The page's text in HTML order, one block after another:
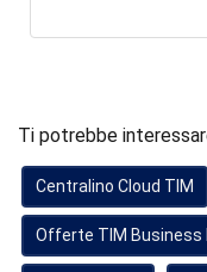
Ti potrebbe
Centralino Cloud TIM
Offerte TIM Business